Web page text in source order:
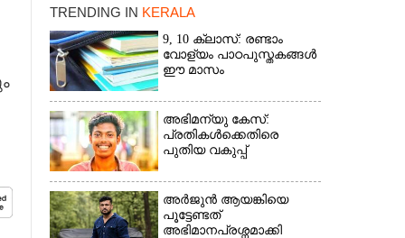
TRENDING IN KERALA
9, 10 ക്ലാസ്: രണ്ടാം
വോള്യം പാഠപുസ്തകങ്ങൾ
ഈ മാസം
അഭിമന്യു കേസ്:
പ്രതികൾക്കെതിരെ
പുതിയ വകുപ്പ്
അർജുൻ ആയങ്കിയെ
പൂട്ടേണ്ടത്
അഭിമാനപ്രശ്നമാക്കി